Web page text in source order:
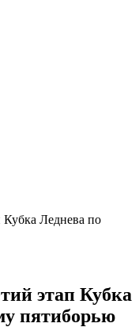
Кубка Леднева по
этап Кубка
пятиборью